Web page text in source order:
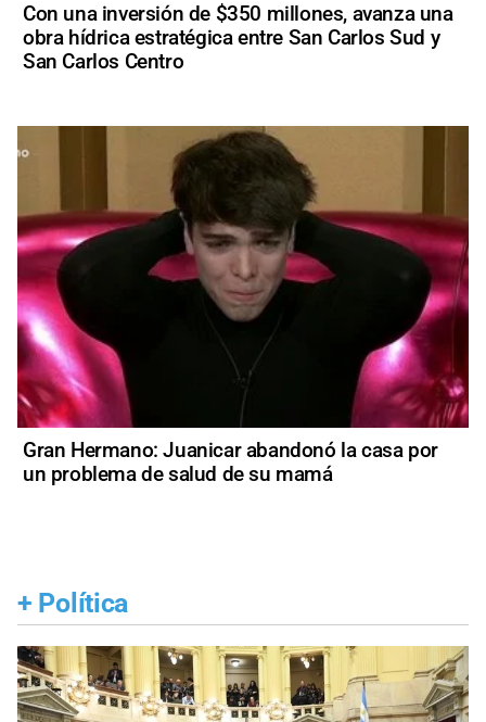
Con una inversión de $350 millones, avanza una
obra hídrica estratégica entre San Carlos Sud y
San Carlos Centro
Gran Hermano: Juanicar abandonó la casa por
un problema de salud de su mamá
+ Política